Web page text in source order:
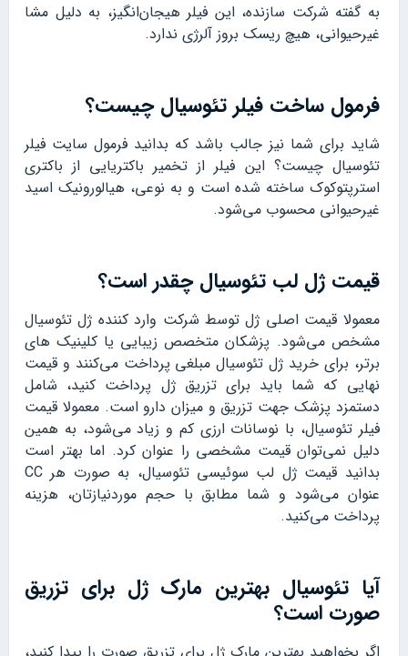
به گفته شرکت سازنده، این فیلر هیجان‌انگیز، به دلیل مشا
غیرحیوانی، هیچ ریسک بروز آلرژی ندارد.
فرمول ساخت فیلر تئوسیال چیست؟
شاید برای شما نیز جالب باشد که بدانید فرمول سایت فیلر
تئوسیال چیست؟ این فیلر از تخمیر باکتریایی از باکتری
استرپتوکوک ساخته شده است و به نوعی، هیالورونیک اسید
غیرحیوانی محسوب می‌شود.
قیمت ژل لب تئوسیال چقدر است؟
معمولا قیمت اصلی ژل توسط شرکت وارد کننده ژل تئوسیال
مشخص می‌شود. پزشکان متخصص زیبایی یا کلینیک های
برتر، برای خرید ژل تئوسیال مبلغی پرداخت می‌کنند و قیمت
نهایی که شما باید برای تزریق ژل پرداخت کنید، شامل
دستمزد پزشک جهت تزریق و میزان دارو است. معمولا قیمت
فیلر تئوسیال، با نوسانات ارزی کم و زیاد می‌شود، به همین
دلیل نمی‌توان قیمت مشخصی را عنوان کرد. اما بهتر است
بدانید قیمت ژل لب سوئیسی تئوسیال، به صورت هر CC
عنوان می‌شود و شما مطابق با حجم موردنیازتان، هزینه
پرداخت می‌کنید.
آیا تئوسیال بهترین مارک ژل برای تزریق
صورت است؟